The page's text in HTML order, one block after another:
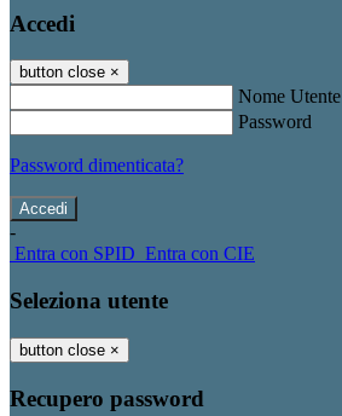
Accedi
button close ×
Nome Utente
Password
Password dimenticata?
-
Entra con SPID Entra con CIE
Seleziona utente
button close ×
Recupero password